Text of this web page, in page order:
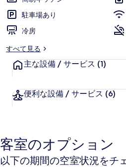
内装
駐車場あり
冷房
すべて見る
主な設備 / サービス (1)
便利な設備 / サービス (6)
客室のオプション
以下の期間の空室状況をチ